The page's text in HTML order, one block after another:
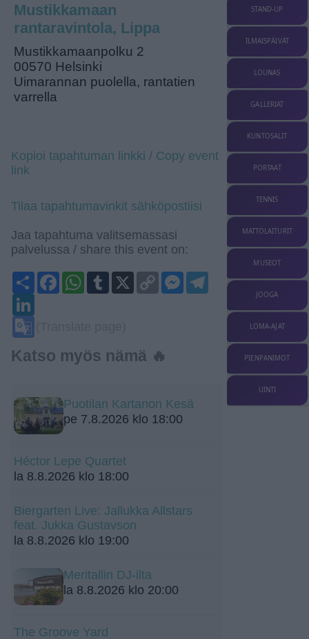
Mustikkamaan
rantaravintola, Lippa
Mustikkamaanpolku 2
00570 Helsinki
Uimarannan puolella, rantatien
varrella
Kopioi tapahtuman linkki / Copy event
link
Tilaa tapahtumavinkit sähköpostiisi
Jaa tapahtuma valitsemassasi
palvelussa / share this event on:
ShareFacebookWhatsApp
Tumblr
X
Copy
Link
Messenger
Telegram
Katso myös nämä 🔥
Puotilan Kartanon Kesä
pe 7.8.2026 klo 18:00
Héctor Lepe Quartet
la 8.8.2026 klo 18:00
Biergarten Live: Jallukka Allstars
feat. Jukka Gustavson
la 8.8.2026 klo 19:00
Meritallin DJ-ilta
la 8.8.2026 klo 20:00
The Groove Yard
STAND-UP
ILMAISPÄIVÄT
LOUNAS
GALLERIAT
KUNTOSALIT
PORTAAT
TENNIS
MATTOLAITURIT
MUSEOT
JOOGA
LOMA-AJAT
PIENPANIMOT
UINTI